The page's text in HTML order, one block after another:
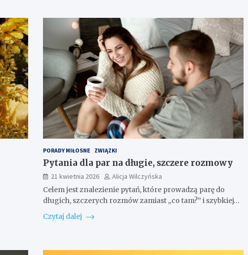
PORADY MIŁOSNE ZWIĄZKI
Pytania dla par na długie, szczere rozmowy
21 kwietnia 2026
Alicja Wilczyńska
Celem jest znalezienie pytań, które prowadzą parę do
długich, szczerych rozmów zamiast „co tam?” i szybkiej…
Czytaj dalej